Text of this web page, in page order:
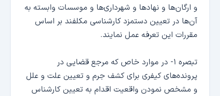
و ارگان‌ها و نهاد‌ها و شهرداری‌ها و موسسات وابسته به
آن‌ها در تعیین دستمزد کارشناسی مکلفند بر اساس
مقررات این تعرفه عمل نمایند.
تبصره ۱- در موارد خاص که مرجع قضایی در
پرونده‌های کیفری برای کشف جرم و تعیین علت و علل
و مشخص نمودن واقعیت اقدام به تعیین کارشناس